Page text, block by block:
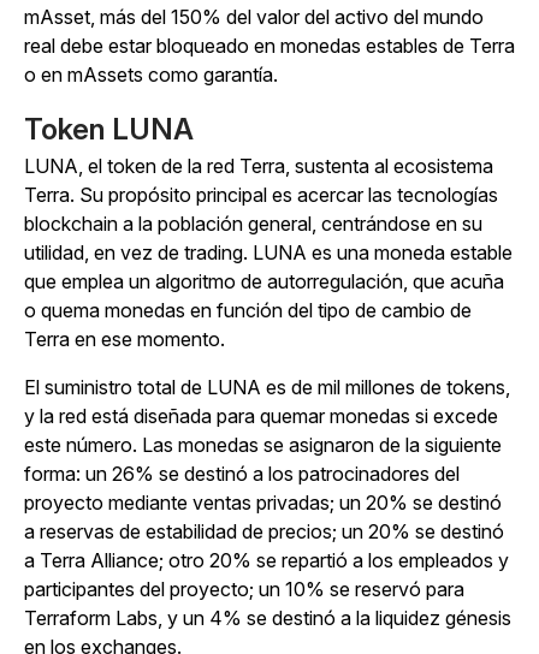
mAsset, más del 150% del valor del activo del mundo
real debe estar bloqueado en monedas estables de Terra
o en mAssets como garantía.
Token LUNA
LUNA, el token de la red Terra, sustenta al ecosistema
Terra. Su propósito principal es acercar las tecnologías
blockchain a la población general, centrándose en su
utilidad, en vez de trading. LUNA es una moneda estable
que emplea un algoritmo de autorregulación, que acuña
o quema monedas en función del tipo de cambio de
Terra en ese momento.
El suministro total de LUNA es de mil millones de tokens,
y la red está diseñada para quemar monedas si excede
este número. Las monedas se asignaron de la siguiente
forma: un 26% se destinó a los patrocinadores del
proyecto mediante ventas privadas; un 20% se destinó
a reservas de estabilidad de precios; un 20% se destinó
a Terra Alliance; otro 20% se repartió a los empleados y
participantes del proyecto; un 10% se reservó para
Terraform Labs, y un 4% se destinó a la liquidez génesis
en los exchanges.